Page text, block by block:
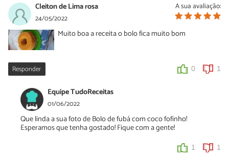
A sua avaliação:
Cleiton de Lima rosa
24/05/2022
Muito boa a receita o bolo fica muito bom
Responder 0 1
Equipe TudoReceitas
01/06/2022
Que linda a sua foto de Bolo de fubá com coco fofinho!
Esperamos que tenha gostado! Fique com a gente!
1 1